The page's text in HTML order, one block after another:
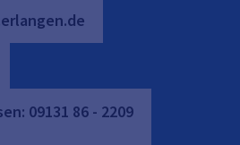
09131 86 - 2209